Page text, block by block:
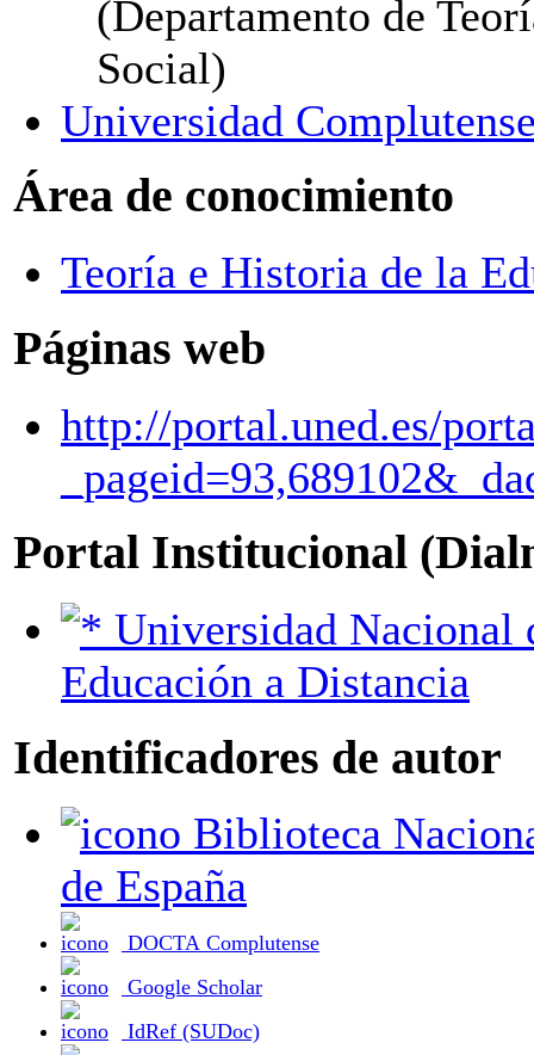
(Departamento de
Social)
Universidad
Área de conocimiento
Teoría e Historia de la
Páginas web
http://portal.uned.es/
Portal Institucional
Educación a Distancia
Identificadores de autor
de España
DOCTA Complutense
Google Scholar
IdRef (SUDoc)